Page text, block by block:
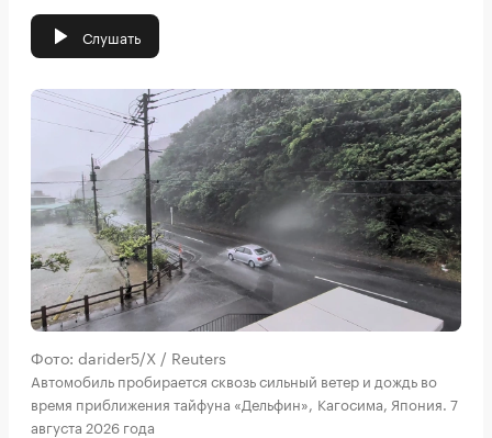
Слушать
Фото: darider5/X / Reuters
Автомобиль пробирается сквозь сильный ветер и дождь во
время приближения тайфуна «Дельфин», Кагосима, Япония. 7
августа 2026 года